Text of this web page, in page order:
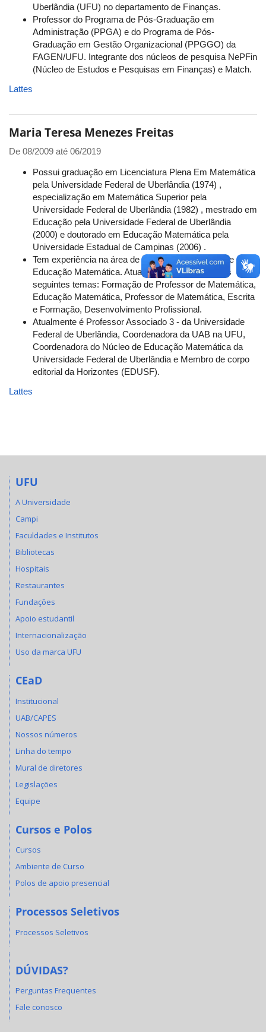
Uberlândia (UFU) no departamento de Finanças.
Professor do Programa de Pós-Graduação em
Administração (PPGA) e do Programa de Pós-
Graduação em Gestão Organizacional (PPGGO) da
FAGEN/UFU. Integrante dos núcleos de pesquisa NePFin
(Núcleo de Estudos e Pesquisas em Finanças) e Match.
Lattes
Maria Teresa Menezes Freitas
De 08/2009 até 06/2019
Possui graduação em Licenciatura Plena Em Matemática
pela Universidade Federal de Uberlândia (1974) ,
especialização em Matemática Superior pela
Universidade Federal de Uberlândia (1982) , mestrado em
Educação pela Universidade Federal de Uberlândia
(2000) e doutorado em Educação Matemática pela
Universidade Estadual de Campinas (2006) .
Tem experiência na área de Educação , com ênfase em
Educação Matemática. Atuando principalmente nos
seguintes temas: Formação de Professor de Matemática,
Educação Matemática, Professor de Matemática, Escrita
e Formação, Desenvolvimento Profissional.
Atualmente é Professor Associado 3 - da Universidade
Federal de Uberlândia, Coordenadora da UAB na UFU,
Coordenadora do Núcleo de Educação Matemática da
Universidade Federal de Uberlândia e Membro de corpo
editorial da Horizontes (EDUSF).
Lattes
UFU
A Universidade
Campi
Faculdades e Institutos
Bibliotecas
Hospitais
Restaurantes
Fundações
Apoio estudantil
Internacionalização
Uso da marca UFU
CEaD
Institucional
UAB/CAPES
Nossos números
Linha do tempo
Mural de diretores
Legislações
Equipe
Cursos e Polos
Cursos
Ambiente de Curso
Polos de apoio presencial
Processos Seletivos
Processos Seletivos
DÚVIDAS?
Perguntas Frequentes
Fale conosco